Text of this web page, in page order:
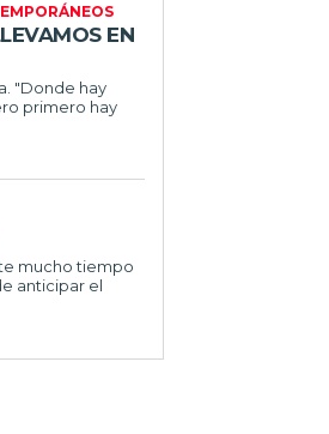
EN
primero hay
anticipar el